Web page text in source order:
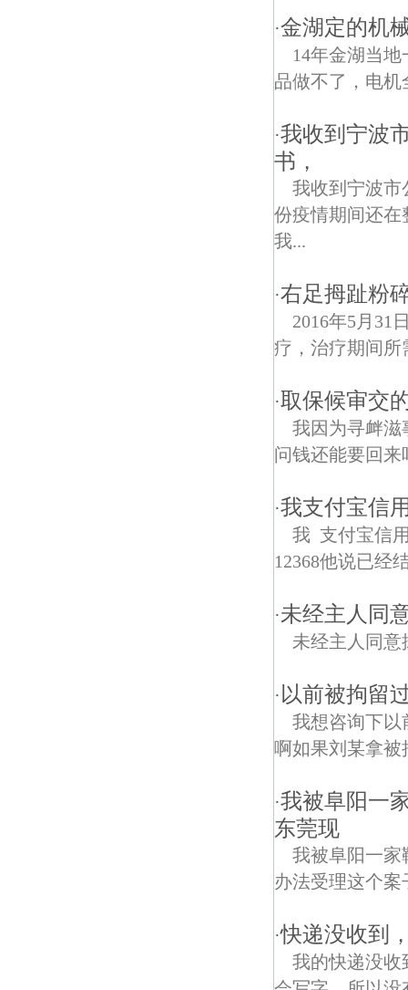
·金湖定的机
14年金湖当
品做不了，电机
·我收到宁波
书，
我收到宁波市
份疫情期间还在
我...
·右足拇趾粉
2016年5月31
疗，治疗期间所
·取保候审交
我因为寻衅滋
问钱还能要回来
·我支付宝信
我 支付宝信
12368他说已经
·未经主人同
未经主人同
· 以前被拘留
我想咨询下以
啊如果刘某拿
·我被阜阳一
东莞现
我被阜阳一家
办法受理这个
·快递没收到
我的快递没收